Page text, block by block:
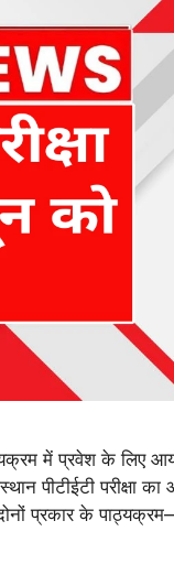
में प्रवेश के लिए
पीटीईटी परीक्षा
दोनों प्रकार के